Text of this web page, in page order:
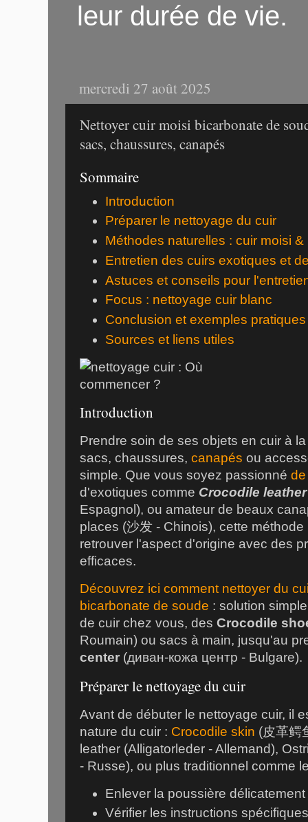
leur durée de vie.
mercredi 27 août 2025
Nettoyer cuir moisi bicarbonate de
sacs, chaussures, canapés
Sommaire
Introduction
Préparer le nettoyage du cuir
Méthodes naturelles : cuir moisi
Entretien des cuirs exotiques et
Astuces et conseils pour
Focus : nettoyage cuir blanc
Conclusion et exemples pratiques
Sources et liens utiles
Introduction
Prendre soin de ses objets en cuir à
sacs, chaussures, canapés ou
simple. Que vous soyez passionné
d'exotiques comme Crocodile leather
Espagnol), ou amateur de beaux
places (沙发 - Chinois), cette
retrouver l'aspect d'origine avec des
efficaces.
Découvrez ici comment nettoyer du
bicarbonate de soude : solution
de cuir chez vous, des Crocodile
Roumain) ou sacs à main, jusqu'au
center (диван-кожа центр - Bulgare).
Préparer le nettoyage du cuir
Avant de débuter le nettoyage cuir, il
nature du cuir : Crocodile skin (皮革鳄
leather (Alligatorleder - Allemand),
- Russe), ou plus traditionnel comme
Enlever la poussière
Vérifier les instructions